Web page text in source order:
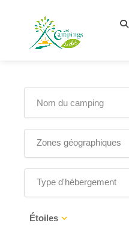
Zones géographiques
Type d'hébergement
Étoiles